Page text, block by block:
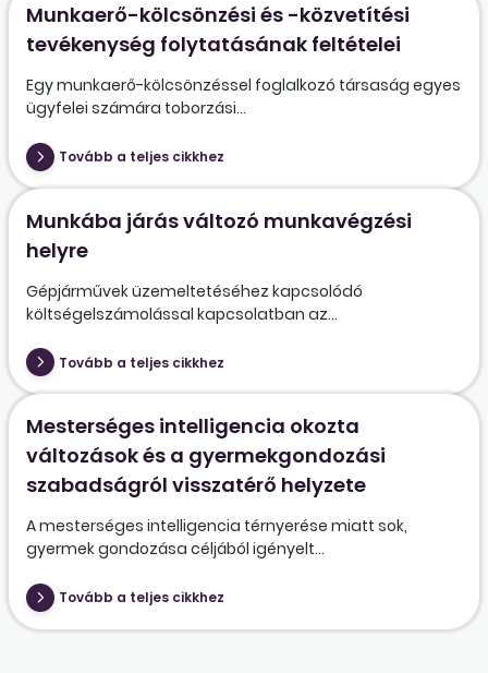
Munkaerő-kölcsönzési és -közvetítési
tevékenység folytatásának feltételei
Egy munkaerő-kölcsönzéssel foglalkozó társaság egyes
ügyfelei számára toborzási...
Tovább a teljes cikkhez
Munkába járás változó munkavégzési
helyre
Gépjárművek üzemeltetéséhez kapcsolódó
költségelszámolással kapcsolatban az...
Tovább a teljes cikkhez
Mesterséges intelligencia okozta
változások és a gyermekgondozási
szabadságról visszatérő helyzete
A mesterséges intelligencia térnyerése miatt sok,
gyermek gondozása céljából igényelt...
Tovább a teljes cikkhez